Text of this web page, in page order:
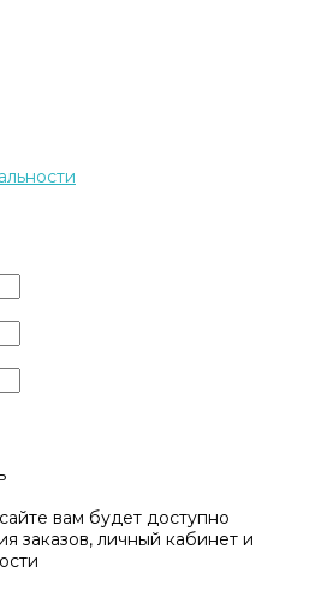
вам будет доступно
заказов, личный кабинет и